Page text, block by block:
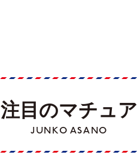
注目のマチュア
JUNKO ASANO